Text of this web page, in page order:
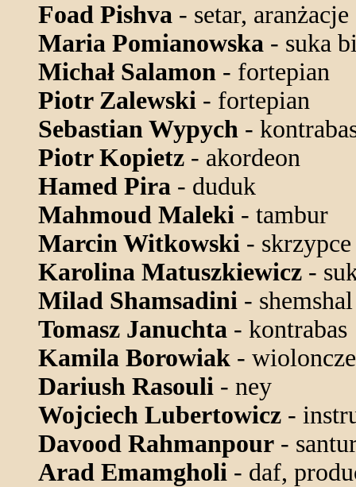
Foad Pishva - setar, aranżacje
Maria Pomianowska - suka
Michał Salamon - fortepian
Piotr Zalewski - fortepian
Sebastian Wypych -
Piotr Kopietz - akordeon
Hamed Pira - duduk
Mahmoud Maleki - tambur
Marcin Witkowski - skrzypce
Karolina Matuszkiewicz -
Milad Shamsadini - shemshal
Tomasz Januchta - kontrabas
Kamila Borowiak -
Dariush Rasouli - ney
Wojciech Lubertowicz -
Davood Rahmanpour -
Arad Emamgholi - daf,